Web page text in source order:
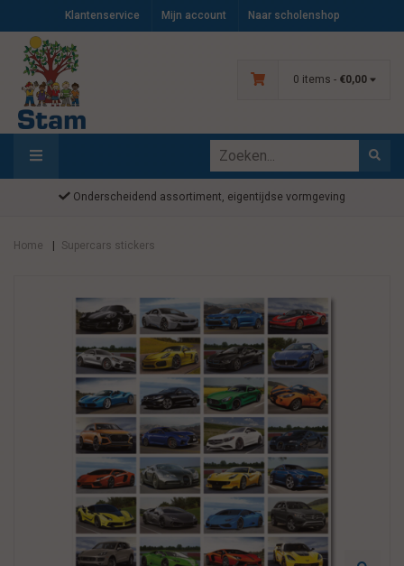
Klantenservice Mijn account Naar scholenshop
0 items - €0,00
Onderscheidend assortiment, eigentijdse vormgeving
Home Supercars stickers